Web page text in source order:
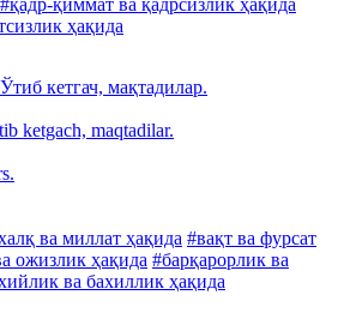
#қадр-қиммат ва қадрсизлик ҳақида
ҳақида
кетгач, мақтадилар.
ketgach, maqtadilar.
ва миллат ҳақида #вақт ва фурсат
ожизлик ҳақида #барқарорлик ва
ва бахиллик ҳақида